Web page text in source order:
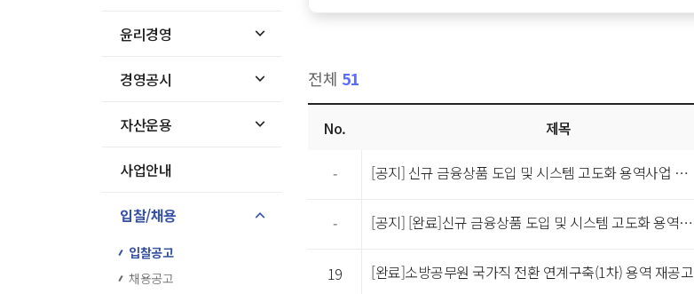
윤리경영
경영공시
자산운용
사업안내
입찰/채용
입찰공고
채용공고
전체 51
목록No. 제목
- [공지] 신규 금융상품 도입 및 시스템 고도화 용역사업 공고[재공고]
- [공지] [완료]신규 금융상품 도입 및 시스템 고도화 용역사업 공고
19 [완료]소방공무원 국가직 전환 연계구축(1차) 용역 재공고